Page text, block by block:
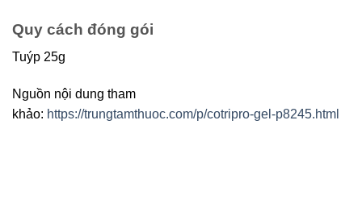
Quy cách đóng gói
Tuýp 25g
Nguồn nội dung tham
khảo: https://trungtamthuoc.com/p/cotripro-gel-p8245.html